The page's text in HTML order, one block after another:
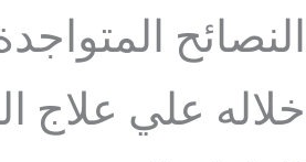
النصائح
خلاله علي علاج